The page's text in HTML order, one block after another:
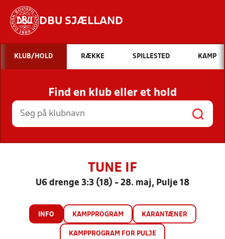
DBU SJÆLLAND
Hvad vil du søge efter?
INDHOLD OG NYHEDER
STILLINGER, RESULTATER, KLUBBER OG
HOLD
KLUB/HOLD RÆKKE SPILLESTED KAMP
Find en klub eller et hold
TUNE IF
U6 drenge 3:3 (18) - 28. maj, Pulje 18
INFO KAMPPROGRAM KARANTÆNER
KAMPPROGRAM FOR PULJE